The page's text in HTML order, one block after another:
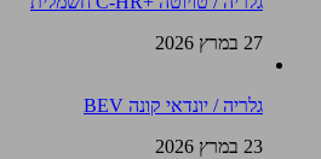
27 במרץ 2026
גלריה / יונדאי קונה BEV
23 במרץ 2026